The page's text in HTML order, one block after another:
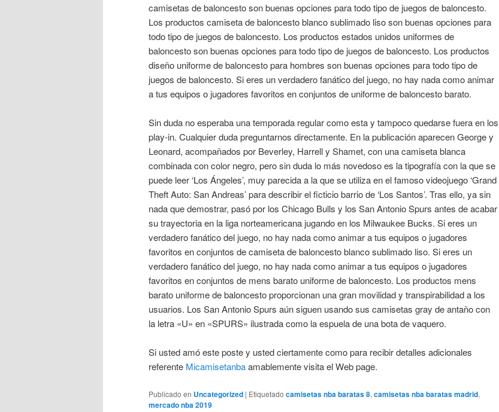
camisetas de baloncesto son buenas opciones para todo tipo de juegos de baloncesto.
Los productos camiseta de baloncesto blanco sublimado liso son buenas opciones para
todo tipo de juegos de baloncesto. Los productos estados unidos uniformes de
baloncesto son buenas opciones para todo tipo de juegos de baloncesto. Los productos
diseño uniforme de baloncesto para hombres son buenas opciones para todo tipo de
juegos de baloncesto. Si eres un verdadero fanático del juego, no hay nada como animar
a tus equipos o jugadores favoritos en conjuntos de uniforme de baloncesto barato.
Sin duda no esperaba una temporada regular como esta y tampoco quedarse fuera en los
play-in. Cualquier duda preguntarnos directamente. En la publicación aparecen George y
Leonard, acompañados por Beverley, Harrell y Shamet, con una camiseta blanca
combinada con color negro, pero sin duda lo más novedoso es la tipografía con la que se
puede leer ‘Los Ángeles’, muy parecida a la que se utiliza en el famoso videojuego ‘Grand
Theft Auto: San Andreas’ para describir el ficticio barrio de ‘Los Santos’. Tras ello, ya sin
nada que demostrar, pasó por los Chicago Bulls y los San Antonio Spurs antes de acabar
su trayectoria en la liga norteamericana jugando en los Milwaukee Bucks. Si eres un
verdadero fanático del juego, no hay nada como animar a tus equipos o jugadores
favoritos en conjuntos de camiseta de baloncesto blanco sublimado liso. Si eres un
verdadero fanático del juego, no hay nada como animar a tus equipos o jugadores
favoritos en conjuntos de mens barato uniforme de baloncesto. Los productos mens
barato uniforme de baloncesto proporcionan una gran movilidad y transpirabilidad a los
usuarios. Los San Antonio Spurs aún siguen usando sus camisetas gray de antaño con
la letra «U» en «SPURS» ilustrada como la espuela de una bota de vaquero.
Si usted amó este poste y usted ciertamente como para recibir detalles adicionales
referente Micamisetanbaamablemente visita el Web page.
Publicado en Uncategorized | Etiquetado camisetas nba baratas 8, camisetas nba baratas madrid,
mercado nba 2019